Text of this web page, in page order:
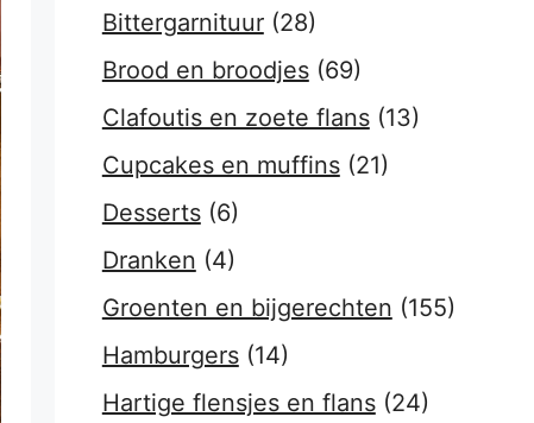
Bittergarnituur(28)
Brood en broodjes(69)
Clafoutis en zoete flans(13)
Cupcakes en muffins(21)
Desserts(6)
Dranken (4)
Groenten en bijgerechten (155)
Hamburgers(14)
Hartige flensjes en flans(24)